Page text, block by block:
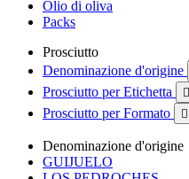
Olio di oliva
Packs
Prosciutto
Denominazione d'origine
Prosciutto per Etichetta 
Prosciutto per Formato 
Denominazione d'origine
GUIJUELO